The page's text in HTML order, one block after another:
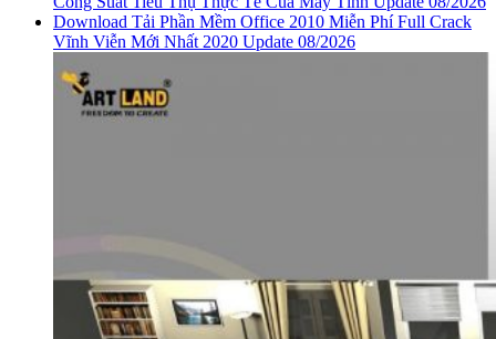
Download Tải Phần Mềm Office 2010 Miễn Phí Full Crack
Vĩnh Viễn Mới Nhất 2020 Update 08/2026